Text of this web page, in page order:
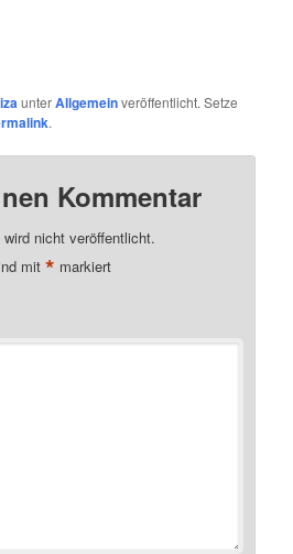
unterAllgemeinveröffentlicht. Setze
.
Kommentar
nicht veröffentlicht.
mit* markiert